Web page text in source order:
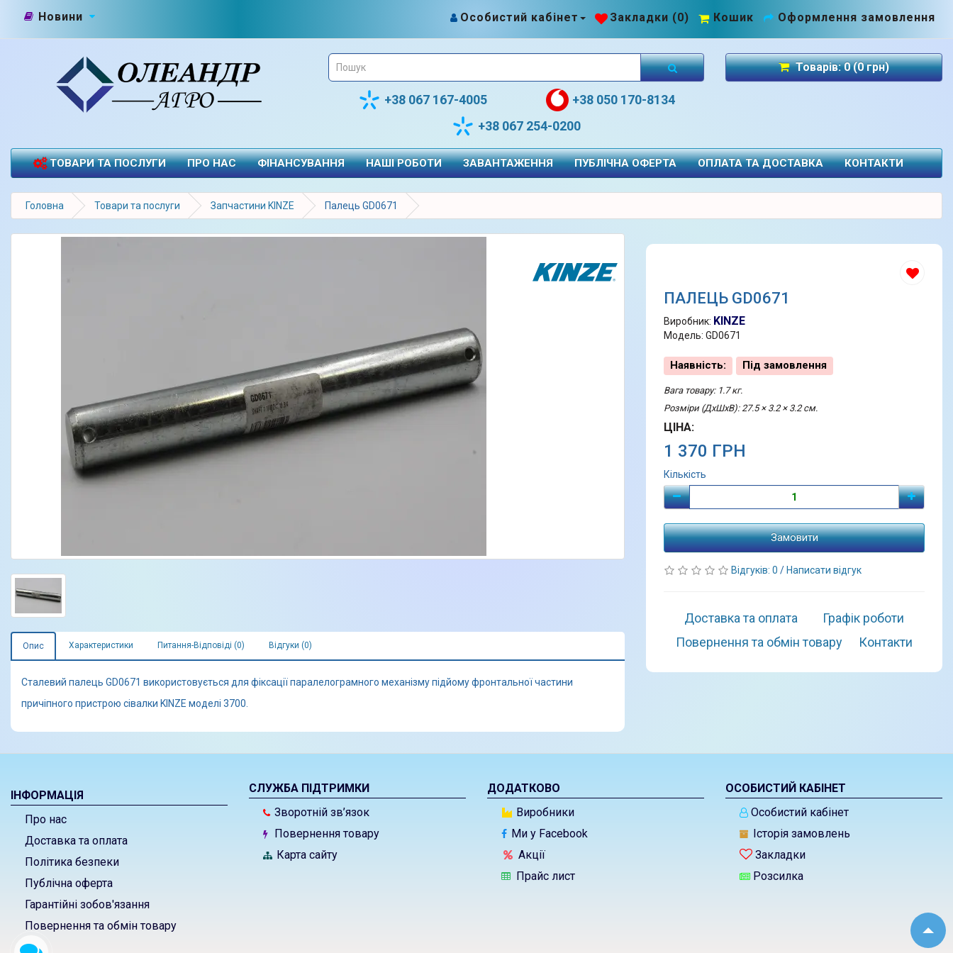
Новини Особистий кабінет Закладки (0) Кошик Оформлення замовлення
+38 067 167-4005
+38 050 170-8134
+38 067 254-0200
Товарів: 0 (0 грн)
ТОВАРИ ТА ПОСЛУГИ ПРО НАС ФІНАНСУВАННЯ НАШІ РОБОТИ ЗАВАНТАЖЕННЯ ПУБЛІЧНА ОФЕРТА ОПЛАТА ТА ДОСТАВКА КОНТАКТИ
Головна Товари та послуги Запчастини KINZE Палець GD0671
Опис Характеристики Питання-Відповіді (0) Відгуки (0)
Сталевий палець GD0671 використовується для фіксації паралелограмного механізму підйому фронтальної частини
причіпного пристрою сівалки KINZE моделі 3700.
ПАЛЕЦЬ GD0671
Виробник: KINZE
Модель: GD0671
Наявність: Під замовлення
Вага товару: 1.7 кг.
Розміри (ДхШхВ): 27.5 × 3.2 × 3.2 см.
ЦІНА:
1 370 ГРН
Кількість
Замовити
Відгуків: 0 / Написати відгук
Доставка та оплата
Графік роботи
Повернення та обмін товару
Контакти
ІНФОРМАЦІЯ
Про нас
Доставка та оплата
Політика безпеки
Публічна оферта
Гарантійні зобов'язання
Повернення та обмін товару
СЛУЖБА ПІДТРИМКИ
Зворотній зв’язок
Повернення товару
Карта сайту
ДОДАТКОВО
Виробники
Ми у Facebook
Акції
Прайс лист
ОСОБИСТИЙ КАБІНЕТ
Особистий кабінет
Історія замовлень
Закладки
Розсилка